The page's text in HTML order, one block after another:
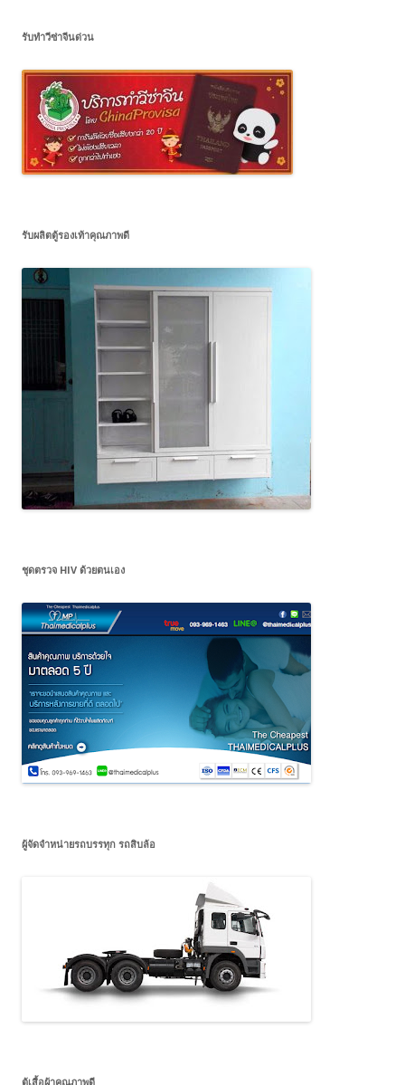
รับทำวีซ่าจีนด่วน
รับผลิตตู้รองเท้าคุณภาพดี
ชุดตรวจ HIV ด้วยตนเอง
ผู้จัดจำหน่ายรถบรรทุก รถสิบล้อ
ตู้เสื้อผ้าคุณภาพดี